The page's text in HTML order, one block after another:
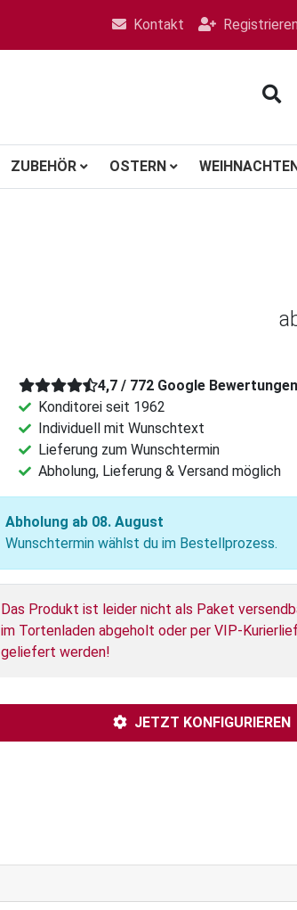
Kontakt Registrieren
ZUBEHÖR OSTERN
4,7 / 772 Google Bewertungen
Konditorei seit 1962
Individuell mit Wunschtext
Lieferung zum Wunschtermin
Abholung, Lieferung & Versand möglich
Abholung ab 08. August
Wunschtermin wählst du im Bestellprozess.
Das Produkt ist leider nicht als Paket
im Tortenladen abgeholt oder per VIP-
geliefert werden!
JETZT KONFIGURIEREN